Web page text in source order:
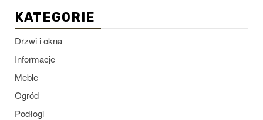
KATEGORIE
Drzwi i okna
Informacje
Meble
Ogród
Podłogi